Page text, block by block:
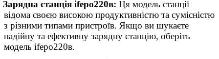
Зарядна станція ifepo220в: Ця модель станції
відома своєю високою продуктивністю та сумісністю
з різними типами пристроїв. Якщо ви шукаєте
надійну та ефективну зарядну станцію, оберіть
модель ifepo220в.